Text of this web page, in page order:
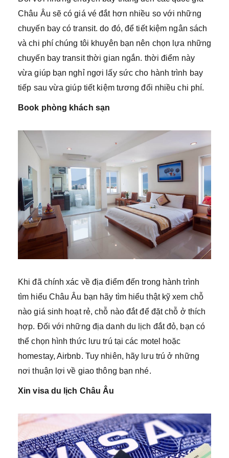
Châu Âu sẽ có giá vé đắt hơn nhiều so với những
chuyến bay có transit. do đó, để tiết kiệm ngân sách
và chi phí chúng tôi khuyên bạn nên chọn lựa những
chuyến bay transit thời gian ngắn. thời điểm này
vừa giúp bạn nghỉ ngơi lấy sức cho hành trình bay
tiếp sau vừa giúp tiết kiệm tương đối nhiều chi phí.
Book phòng khách sạn
Khi đã chính xác về địa điểm đến trong hành trình
tìm hiểu Châu Âu bạn hãy tìm hiểu thật kỹ xem chỗ
nào giá sinh hoạt rẻ, chỗ nào đắt để đặt chỗ ở thích
hợp. Đối với những địa danh du lịch đắt đỏ, bạn có
thể chọn hình thức lưu trú tại các motel hoặc
homestay, Airbnb. Tuy nhiên, hãy lưu trú ở những
nơi thuận lợi về giao thông bạn nhé.
Xin visa du lịch Châu Âu